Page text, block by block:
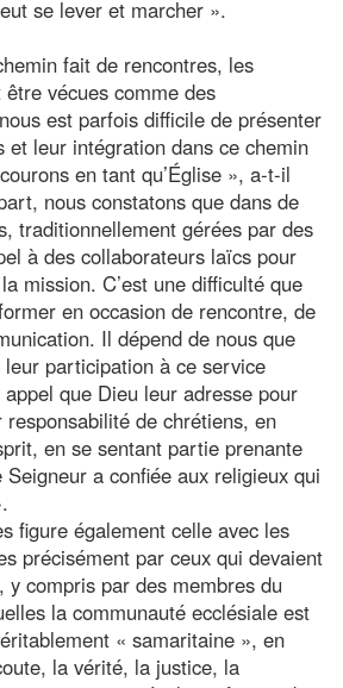
se lever et marcher ».
fait de rencontres, les
vécues comme des
est parfois difficile de présenter
et leur intégration dans ce chemin
en tant qu’Église », a-t-il
nous constatons que dans de
traditionnellement gérées par des
à des collaborateurs laïcs pour
mission. C’est une difficulté que
en occasion de rencontre, de
Il dépend de nous que
participation à ce service
que Dieu leur adresse pour
responsabilité de chrétiens, en
en se sentant partie prenante
a confiée aux religieux qui
figure également celle avec les
précisément par ceux qui devaient
y compris par des membres du
la communauté ecclésiale est
« samaritaine », en
la vérité, la justice, la